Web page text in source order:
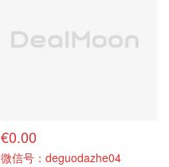
€0.00
微信号：deguodazhe04